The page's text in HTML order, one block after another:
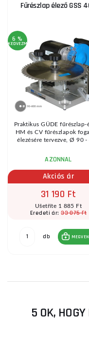
Fűrészlap élező GSS
6 %
KEDVEZMÉNY
Praktikus GÜDE fűrészlap-
HM és CV fűrészlapok
élezésére tervezve, Ø 90 -
AZONNAL
Akciós ár
31 190 Ft
Ušetříte 1 885 Ft
Eredeti ár:33 075 Ft
db
5 OK,